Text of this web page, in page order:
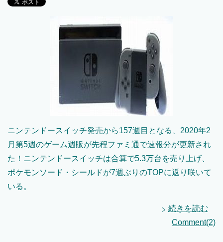
ニンテンドースイッチ発売から157週目となる、2020年2
月第5週のゲーム週販が先程ファミ通で速報分が更新され
た！ニンテンドースイッチは合算で5.3万台を売り上げ、
ポケモンソード・シールドが7週ぶりのTOPに返り咲いて
いる。
続きを読む
Comment(2)